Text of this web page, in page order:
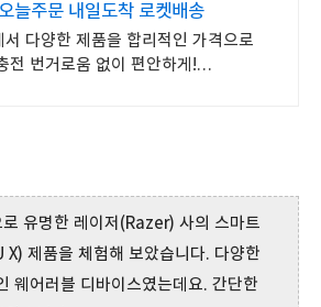
늘주문 내일도착 로켓배송
다양한 제품을 합리적인 가격으로
전 번거로움 없이 편안하게!
유명한 레이저(Razer) 사의 스마트
X) 제품을 체험해 보았습니다. 다양한
웨어러블 디바이스였는데요. 간단한